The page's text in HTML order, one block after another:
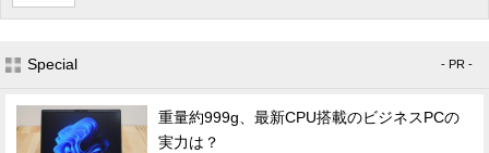
Special - PR -
重量約999g、最新CPU搭載のビジネスPCの
実力は？